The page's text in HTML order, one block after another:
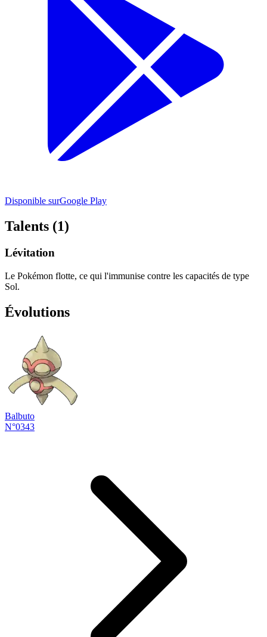
Disponible surGoogle Play
Talents (1)
Lévitation
Le Pokémon flotte, ce qui l'immunise contre les capacités de type
Sol.
Évolutions
Balbuto
N°0343